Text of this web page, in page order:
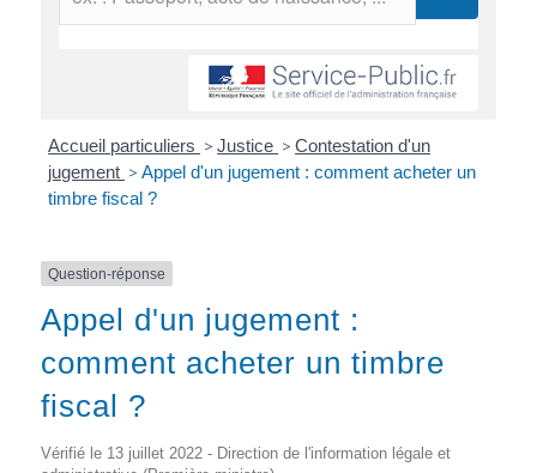
Accueil particuliers > Justice > Contestation d'un
jugement > Appel d'un jugement : comment acheter un
timbre fiscal ?
Question-réponse
Appel d'un jugement :
comment acheter un timbre
fiscal ?
Vérifié le 13 juillet 2022 - Direction de l'information légale et